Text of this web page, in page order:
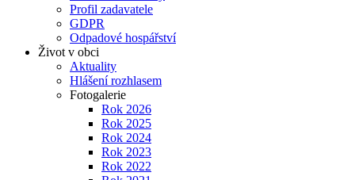
Profil zadavatele
GDPR
Odpadové hospářství
Život v obci
Aktuality
Hlášení rozhlasem
Fotogalerie
Rok 2026
Rok 2025
Rok 2024
Rok 2023
Rok 2022